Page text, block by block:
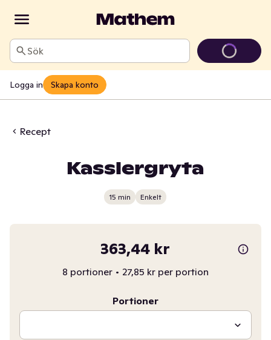
Sök
Logga in Skapa konto
Recept
Kasslergryta
15 min Enkelt
363,44 kr
8 portioner • 27,85 kr per portion
Portioner